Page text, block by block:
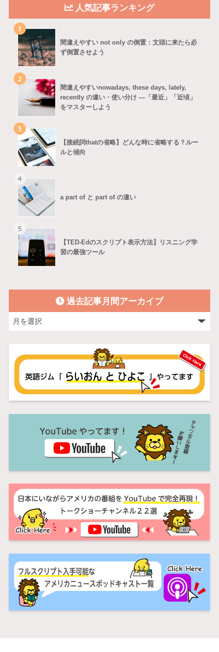
人気記事ランキング
1
間違えやすい not only の倒置：文頭に来たら必
ず倒置させよう
2
間違えやすいnowadays, these days, lately,
recently の違い・使い分け ―「最近」「近頃」
をマスターしよう
3
【接続詞thatの省略】どんな時に省略する？ルー
ルと傾向
4
a part of と part of の違い
5
【TED-Edのスクリプト表示方法】リスニング学
習の最強ツール
過去記事月間アーカイブ